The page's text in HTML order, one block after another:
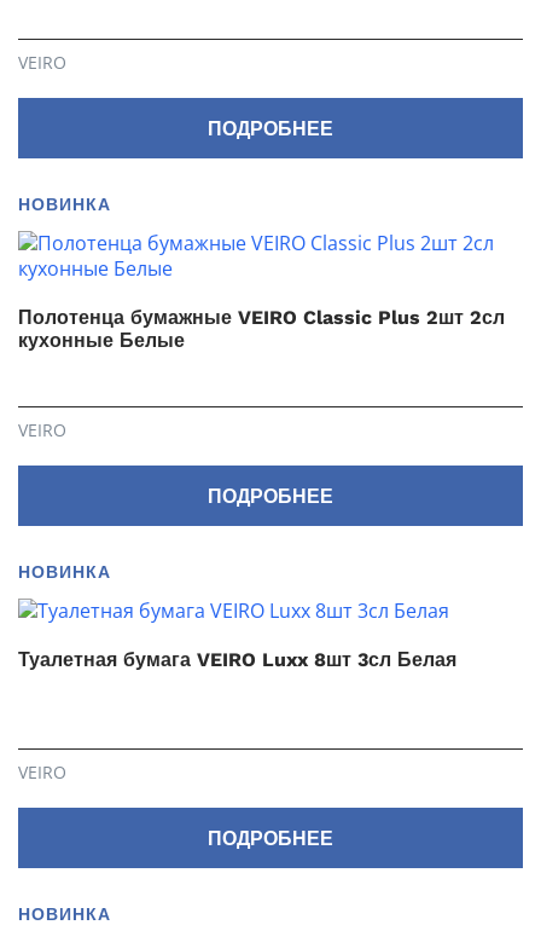
VEIRO
ПОДРОБНЕЕ
НОВИНКА
Полотенца бумажные VEIRO Classic Plus 2шт 2сл
кухонные Белые
VEIRO
ПОДРОБНЕЕ
НОВИНКА
Туалетная бумага VEIRO Luxx 8шт 3сл Белая
VEIRO
ПОДРОБНЕЕ
НОВИНКА